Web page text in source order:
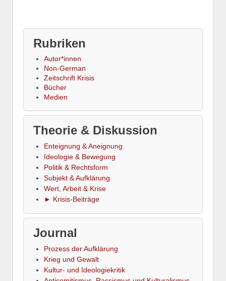
Rubriken
Autor*innen
Non-German
Zeitschrift Krisis
Bücher
Medien
Theorie & Diskussion
Enteignung & Aneignung
Ideologie & Bewegung
Politik & Rechtsform
Subjekt & Aufklärung
Wert, Arbeit & Krise
► Krisis-Beiträge
Journal
Prozess der Aufklärung
Krieg und Gewalt
Kultur- und Ideologiekritik